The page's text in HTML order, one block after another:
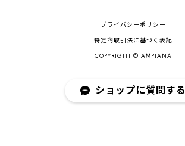
プライバシーポリシー
特定商取引法に基づく表記
COPYRIGHT © AMPIANA
ショップに質問する